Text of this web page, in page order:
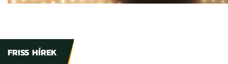
FRISS HÍREK